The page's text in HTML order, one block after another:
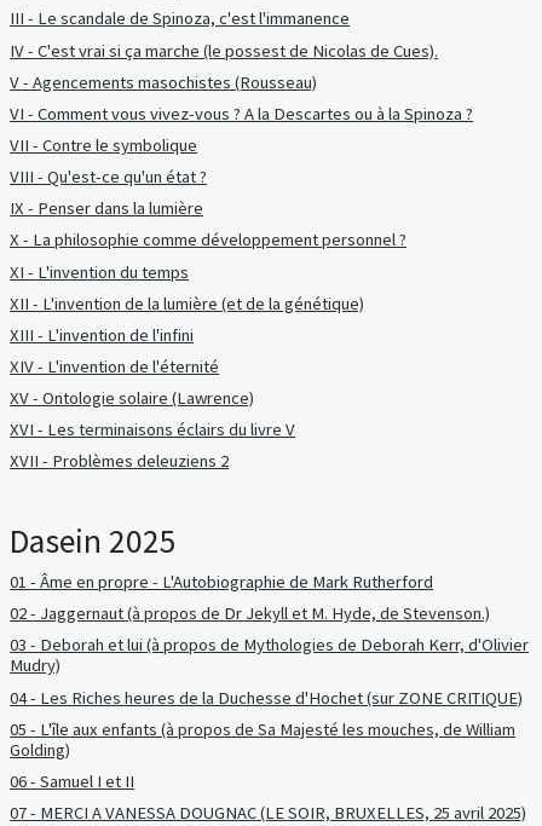
III - Le scandale de Spinoza, c'est l'immanence
IV - C'est vrai si ça marche (le possest de Nicolas de Cues).
V - Agencements masochistes (Rousseau)
VI - Comment vous vivez-vous ? A la Descartes ou à la Spinoza ?
VII - Contre le symbolique
VIII - Qu'est-ce qu'un état ?
IX - Penser dans la lumière
X - La philosophie comme développement personnel ?
XI - L'invention du temps
XII - L'invention de la lumière (et de la génétique)
XIII - L'invention de l'infini
XIV - L'invention de l'éternité
XV - Ontologie solaire (Lawrence)
XVI - Les terminaisons éclairs du livre V
XVII - Problèmes deleuziens 2
Dasein 2025
01 - Âme en propre - L'Autobiographie de Mark Rutherford
02 - Jaggernaut (à propos de Dr Jekyll et M. Hyde, de Stevenson.)
03 - Deborah et lui (à propos de Mythologies de Deborah Kerr, d'Olivier
Mudry)
04 - Les Riches heures de la Duchesse d'Hochet (sur ZONE CRITIQUE)
05 - L'île aux enfants (à propos de Sa Majesté les mouches, de William
Golding)
06 - Samuel I et II
07 - MERCI A VANESSA DOUGNAC (LE SOIR, BRUXELLES, 25 avril 2025)